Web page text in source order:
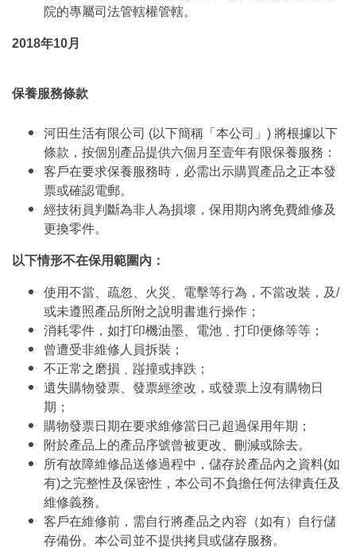
院的專屬司法管轄權管轄。
2018年10月
保養服務條款
河田生活有限公司 (以下簡稱「本公司」) 將根據以下
條款，按個別產品提供六個月至壹年有限保養服務：
客戶在要求保養服務時，必需出示購買產品之正本發
票或確認電郵。
經技術員判斷為非人為損壞，保用期內將免費維修及
更換零件。
以下情形不在保用範圍內：
使用不當、疏忽、火災、電擊等行為，不當改裝，及/
或未遵照產品所附之說明書進行操作；
消耗零件，如打印機油墨、電池﹑打印便條等等；
曾遭受非維修人員拆裝；
不正常之磨損﹑踫撞或摔跌；
遺失購物發票、發票經塗改，或發票上沒有購物日
期；
購物發票日期在要求維修當日己超過保用年期；
附於產品上的產品序號曾被更改、刪減或除去。
所有故障維修品送修過程中，儲存於產品內之資料(如
有)之完整性及保密性，本公司不負擔任何法律責任及
維修義務。
客戶在維修前，需自行將產品之內容（如有）自行儲
存備份。本公司並不提供拷貝或儲存服務。